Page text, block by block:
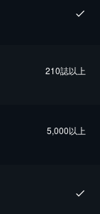
210誌以上
5,000以上